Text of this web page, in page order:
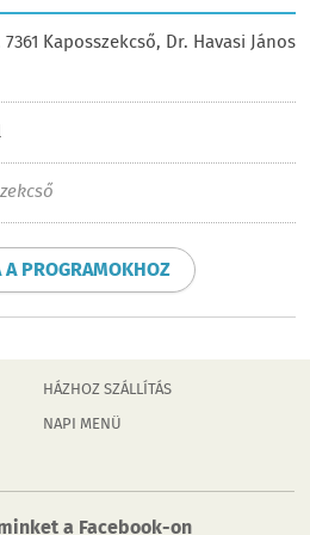
Kaposszekcső, Dr. Havasi János
A PROGRAMOKHOZ
HÁZHOZ SZÁLLÍTÁS
NAPI MENÜ
a Facebook-on